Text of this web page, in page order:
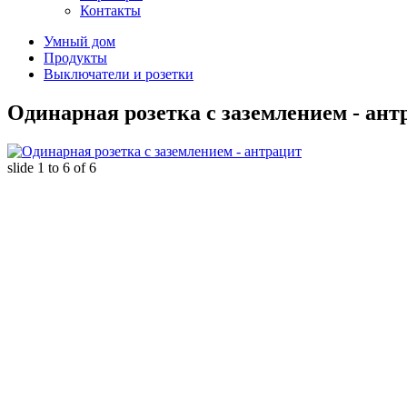
Контакты
Умный дом
Продукты
Выключатели и розетки
Одинарная розетка с заземлением -
slide 1 to 6 of 6